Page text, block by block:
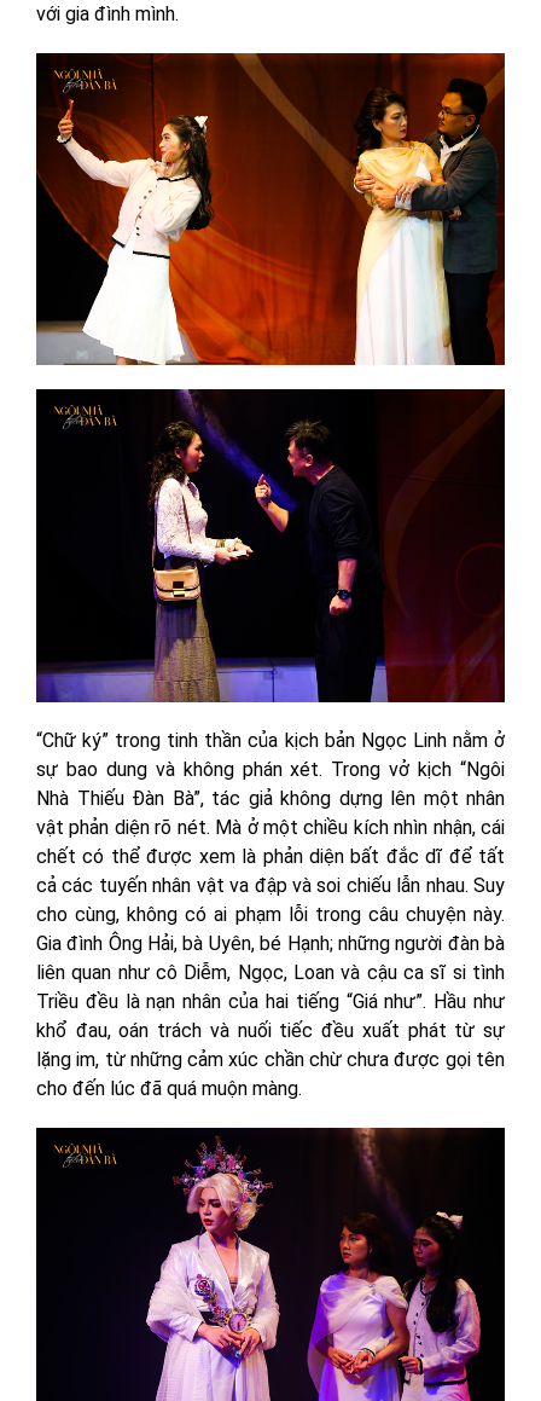
với gia đình mình.
“Chữ ký” trong tinh thần của kịch bản Ngọc Linh nằm ở
sự bao dung và không phán xét. Trong vở kịch “Ngôi
Nhà Thiếu Đàn Bà”, tác giả không dựng lên một nhân
vật phản diện rõ nét. Mà ở một chiều kích nhìn nhận, cái
chết có thể được xem là phản diện bất đắc dĩ để tất
cả các tuyến nhân vật va đập và soi chiếu lẫn nhau. Suy
cho cùng, không có ai phạm lỗi trong câu chuyện này.
Gia đình Ông Hải, bà Uyên, bé Hạnh; những người đàn bà
liên quan như cô Diễm, Ngọc, Loan và cậu ca sĩ si tình
Triều đều là nạn nhân của hai tiếng “Giá như”. Hầu như
khổ đau, oán trách và nuối tiếc đều xuất phát từ sự
lặng im, từ những cảm xúc chần chừ chưa được gọi tên
cho đến lúc đã quá muộn màng.